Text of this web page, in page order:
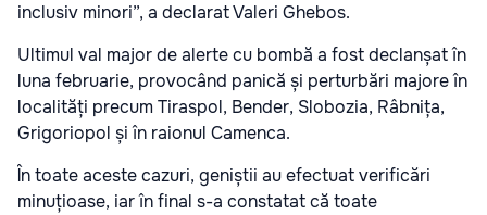
inclusiv minori”, a declarat Valeri Ghebos.
Ultimul val major de alerte cu bombă a fost declanșat în
luna februarie, provocând panică și perturbări majore în
localități precum Tiraspol, Bender, Slobozia, Râbnița,
Grigoriopol și în raionul Camenca.
În toate aceste cazuri, geniștii au efectuat verificări
minuțioase, iar în final s-a constatat că toate